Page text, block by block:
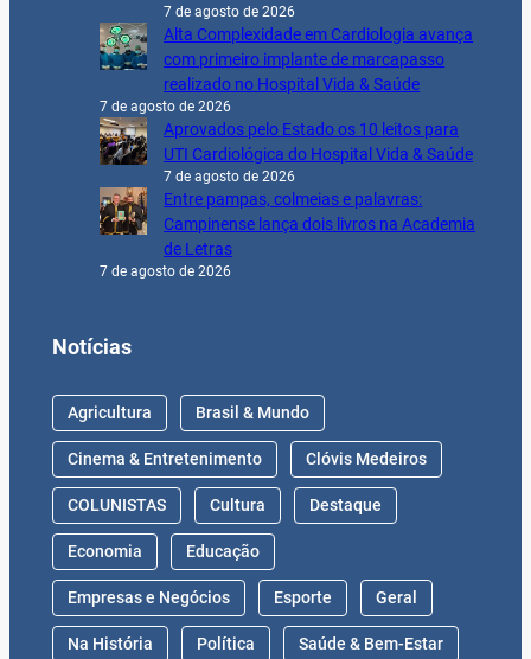
7 de agosto de 2026
Alta Complexidade em Cardiologia avança
com primeiro implante de marcapasso
realizado no Hospital Vida & Saúde
7 de agosto de 2026
Aprovados pelo Estado os 10 leitos para
UTI Cardiológica do Hospital Vida & Saúde
7 de agosto de 2026
Entre pampas, colmeias e palavras:
Campinense lança dois livros na Academia
de Letras
7 de agosto de 2026
Notícias
Agricultura Brasil & Mundo
Cinema & Entretenimento Clóvis Medeiros
COLUNISTAS Cultura Destaque
Economia Educação
Empresas e Negócios Esporte Geral
Na História Política Saúde & Bem-Estar